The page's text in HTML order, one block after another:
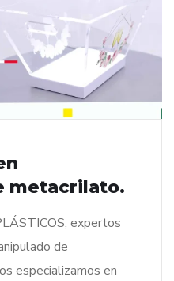
metacrilato.
expertos
de
especializamos en